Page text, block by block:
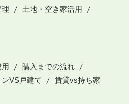
理
土地・空き家活用
用
購入までの流れ
VS戸建て 賃貸vs持ち家